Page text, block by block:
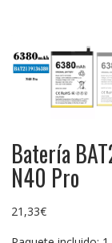
Batería
N40 Pro
21,33€